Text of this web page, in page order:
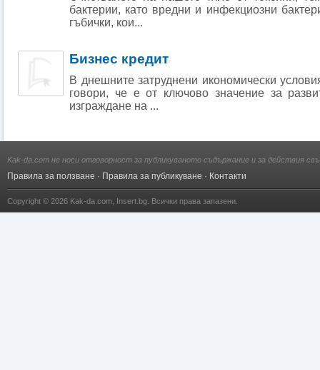
бактерии, като вредни и инфекциозни
гъбички, кои...
Бизнес кредит
В днешните затруднени икономически
говори, че е от ключово значение за
изграждане на ...
Kak-da.com не носи отговорност за публикуваното съдържание и за действия
Правила за ползване · Правила за публикуване · Контакти
Copyright © 2026 Kak-da.com Insert.bg . Всички права запазени.